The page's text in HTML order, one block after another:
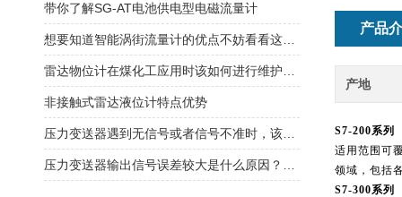
产品
产地
S7-200系列
适用范围可
领域，包括
S7-300系列
带你了解SG-AT电池供电型电磁流量计
非接触式雷达液位计特点优势